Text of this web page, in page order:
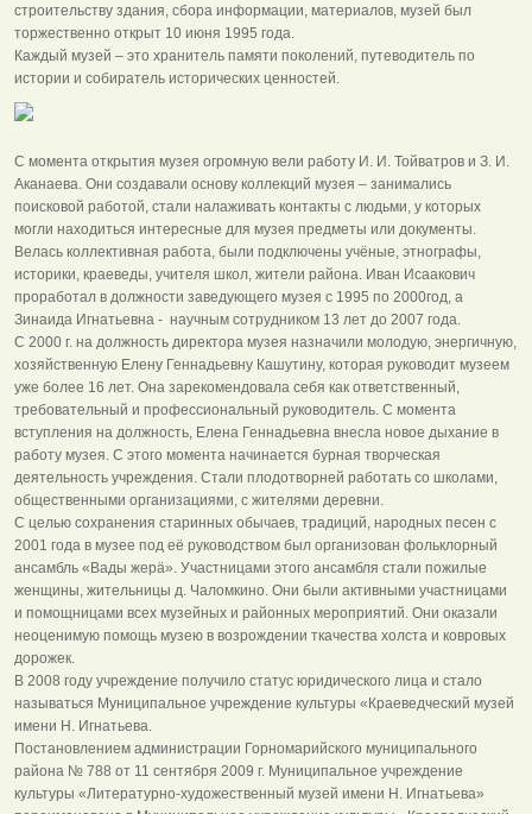
строительству здания, сбора информации, материалов, музей был
торжественно открыт 10 июня 1995 года.
Каждый музей – это хранитель памяти поколений, путеводитель по
истории и собиратель исторических ценностей.
С момента открытия музея огромную вели работу И. И. Тойватров и З. И.
Аканаева. Они создавали основу коллекций музея – занимались
поисковой работой, стали налаживать контакты с людьми, у которых
могли находиться интересные для музея предметы или документы.
Велась коллективная работа, были подключены учёные, этнографы,
историки, краеведы, учителя школ, жители района. Иван Исаакович
проработал в должности заведующего музея с 1995 по 2000год, а
Зинаида Игнатьевна - научным сотрудником 13 лет до 2007 года.
С 2000 г. на должность директора музея назначили молодую, энергичную,
хозяйственную Елену Геннадьевну Кашутину, которая руководит музеем
уже более 16 лет. Она зарекомендовала себя как ответственный,
требовательный и профессиональный руководитель. С момента
вступления на должность, Елена Геннадьевна внесла новое дыхание в
работу музея. С этого момента начинается бурная творческая
деятельность учреждения. Стали плодотворней работать со школами,
общественными организациями, с жителями деревни.
С целью сохранения старинных обычаев, традиций, народных песен с
2001 года в музее под её руководством был организован фольклорный
ансамбль «Вады жерä». Участницами этого ансамбля стали пожилые
женщины, жительницы д. Чаломкино. Они были активными участницами
и помощницами всех музейных и районных мероприятий. Они оказали
неоценимую помощь музею в возрождении ткачества холста и ковровых
дорожек.
В 2008 году учреждение получило статус юридического лица и стало
называться Муниципальное учреждение культуры «Краеведческий музей
имени Н. Игнатьева.
Постановлением администрации Горномарийского муниципального
района № 788 от 11 сентября 2009 г. Муниципальное учреждение
культуры «Литературно-художественный музей имени Н. Игнатьева»